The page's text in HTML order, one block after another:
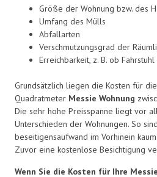
Größe der Wohnung bzw. des
Umfang des Mülls
Abfallarten
Verschmutzungsgrad der
Erreichbarkeit, z. B. ob
Grundsätzlich liegen die Kosten für
Quadratmeter Messie Wohnung
Die sehr hohe Preisspanne liegt vor
Unterschieden der Wohnungen. So
beseitigensaufwand im Vorhinein
Zuvor eine kostenlose Besichtigung
Wenn Sie die Kosten für Ihre